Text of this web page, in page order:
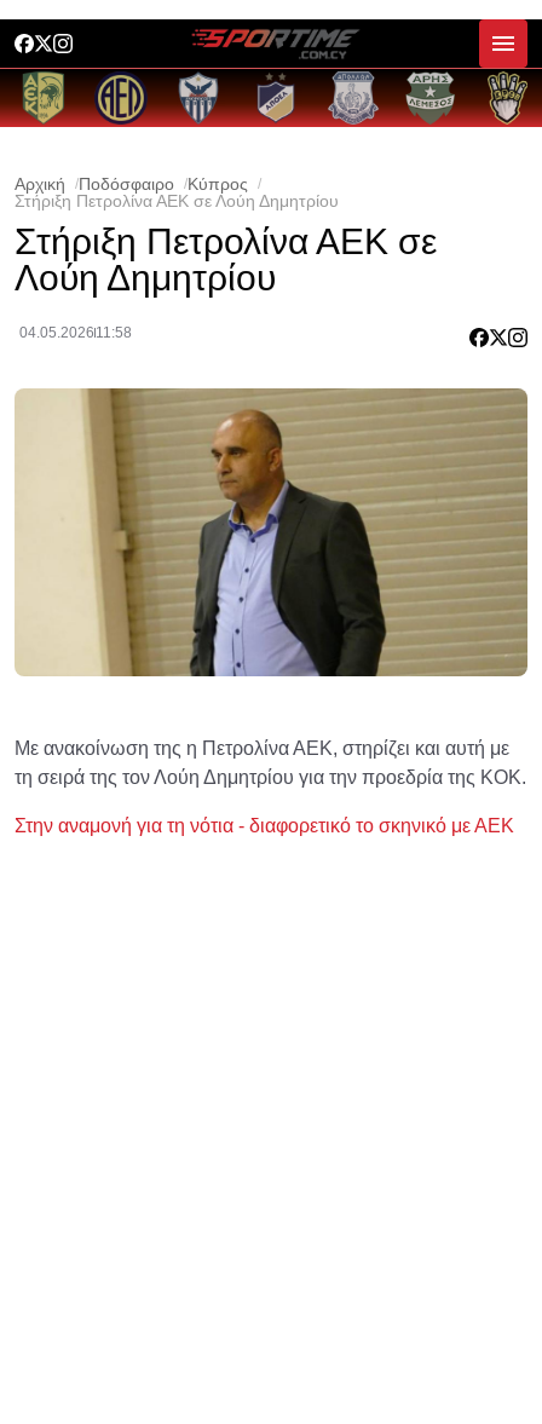
Αρχική Ποδόσφαιρο
Κύπρος
Στήριξη Πετρολίνα ΑΕΚ σε Λούη Δημητρίου
Στήριξη Πετρολίνα ΑΕΚ σε
Λούη Δημητρίου
04.05.2026 11:58
Με ανακοίνωση της η Πετρολίνα ΑΕΚ, στηρίζει και αυτή με
τη σειρά της τον Λούη Δημητρίου για την προεδρία της ΚΟΚ.
Στην αναμονή για τη νότια - διαφορετικό το σκηνικό με ΑΕΚ